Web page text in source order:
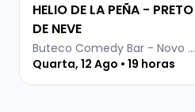
HELIO DE LA PEÑA - PRETO
DE NEVE
Buteco Comedy Bar - Novo Hamburgo
Quarta, 12 Ago • 19 horas